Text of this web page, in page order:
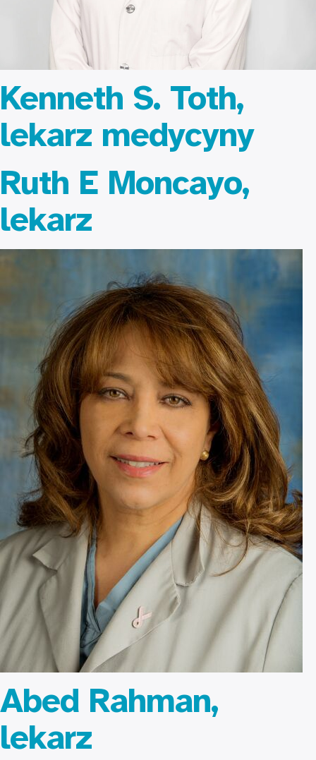
Kenneth S. Toth,
lekarz medycyny
Ruth E Moncayo,
lekarz
Abed Rahman,
lekarz